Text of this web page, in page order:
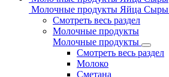
Молочные продукты Яйца Сыры
Смотреть весь раздел
Молочные продукты
Молочные продукты
Смотреть весь раздел
Молоко
Сметана